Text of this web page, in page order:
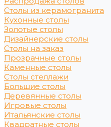
Столы из керамогранита
Кухонные столы
Золотые столы
Дизайнерские столы
Столы на заказ
Прозрачные столы
Каменные столы
Столы стеллажи
Большие столы
Деревянные столы
Игровые столы
Итальянские столы
Квадратные столы